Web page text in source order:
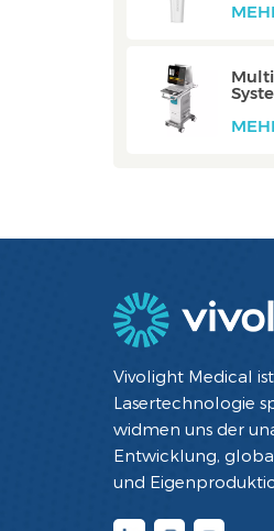
Vivolight Medical
Lasertechnologie
widmen uns der
Entwicklung,
und